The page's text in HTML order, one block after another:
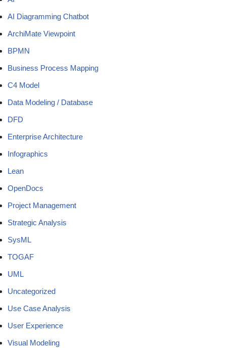
AI Diagramming Chatbot
ArchiMate Viewpoint
BPMN
Business Process Mapping
C4 Model
Data Modeling / Database
DFD
Enterprise Architecture
Infographics
Lean
OpenDocs
Project Management
Strategic Analysis
SysML
TOGAF
UML
Uncategorized
Use Case Analysis
User Experience
Visual Modeling